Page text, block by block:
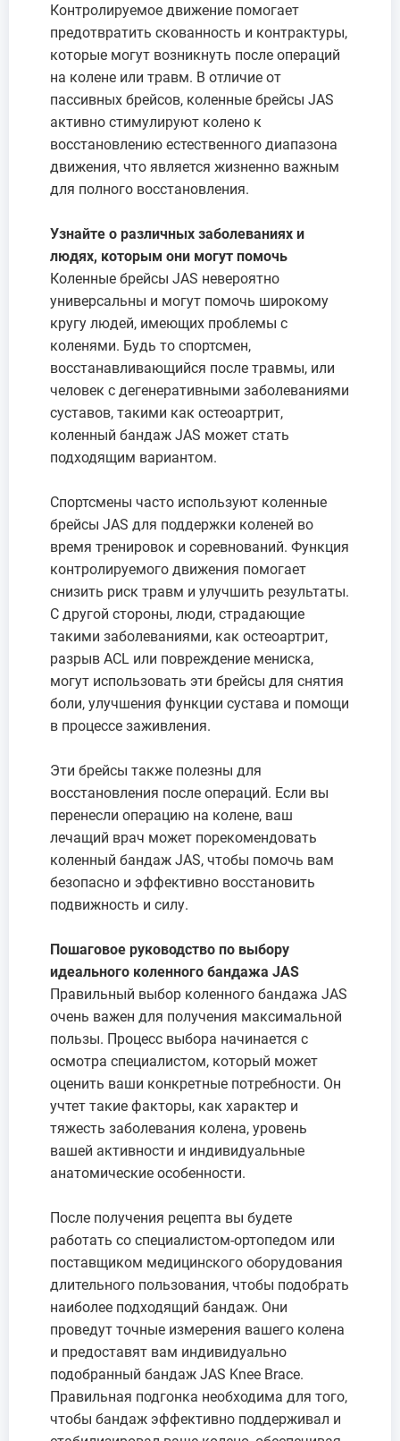
Контролируемое движение помогает
предотвратить скованность и контрактуры,
которые могут возникнуть после операций
на колене или травм. В отличие от
пассивных брейсов, коленные брейсы JAS
активно стимулируют колено к
восстановлению естественного диапазона
движения, что является жизненно важным
для полного восстановления.
Узнайте о различных заболеваниях и
людях, которым они могут помочь
Коленные брейсы JAS невероятно
универсальны и могут помочь широкому
кругу людей, имеющих проблемы с
коленями. Будь то спортсмен,
восстанавливающийся после травмы, или
человек с дегенеративными заболеваниями
суставов, такими как остеоартрит,
коленный бандаж JAS может стать
подходящим вариантом.
Спортсмены часто используют коленные
брейсы JAS для поддержки коленей во
время тренировок и соревнований. Функция
контролируемого движения помогает
снизить риск травм и улучшить результаты.
С другой стороны, люди, страдающие
такими заболеваниями, как остеоартрит,
разрыв ACL или повреждение мениска,
могут использовать эти брейсы для снятия
боли, улучшения функции сустава и помощи
в процессе заживления.
Эти брейсы также полезны для
восстановления после операций. Если вы
перенесли операцию на колене, ваш
лечащий врач может порекомендовать
коленный бандаж JAS, чтобы помочь вам
безопасно и эффективно восстановить
подвижность и силу.
Пошаговое руководство по выбору
идеального коленного бандажа JAS
Правильный выбор коленного бандажа JAS
очень важен для получения максимальной
пользы. Процесс выбора начинается с
осмотра специалистом, который может
оценить ваши конкретные потребности. Он
учтет такие факторы, как характер и
тяжесть заболевания колена, уровень
вашей активности и индивидуальные
анатомические особенности.
После получения рецепта вы будете
работать со специалистом-ортопедом или
поставщиком медицинского оборудования
длительного пользования, чтобы подобрать
наиболее подходящий бандаж. Они
проведут точные измерения вашего колена
и предоставят вам индивидуально
подобранный бандаж JAS Knee Brace.
Правильная подгонка необходима для того,
чтобы бандаж эффективно поддерживал и